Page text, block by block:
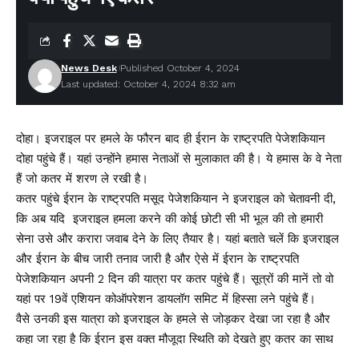
Last updated: October 4, 2024 8:32 am
News Desk Published October 4, 2024
दोहा। इजराइल पर हमले के फौरन बाद ही ईरान के राष्ट्रपति पेजेशकियान
दोहा पहुंचे हैं। यहां उन्होंने हमास नेताओं से मुलाकात की है। ये हमास के वे नेता
हैं जो कतर में शरण ले रखी है।
कतर पहुंचे ईरान के राष्ट्रपति मसूद पेजेशकियान ने इजराइल को चेतावनी दी,
कि अब यदि इजराइल हमला करने की कोई छोटी सी भी भूल की तो हमारी
सेना उसे और करारा जवाब देने के लिए तैयार है। यहां बताते चलें कि इजराइल
और ईरान के बीच जारी तनाव जारी है और ऐसे में ईरान के राष्ट्रपति
पेजेशकियान अपनी 2 दिन की यात्रा पर कतर पहुंचे हैं। सूत्रों की मानें तो वो
यहां पर 19वें एशियन कोऑपरेशन डायलॉग समिट में हिस्सा लने पहुंचे हैं।
वैसे उनकी इस यात्रा को इजराइल के हमले से जोड़कर देखा जा रहा है और
कहा जा रहा है कि ईरान इस वक्त मौजूदा स्थिति को देखते हुए कतर का साथ